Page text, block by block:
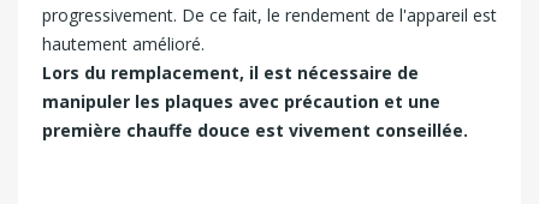
progressivement. De ce fait, le rendement de l'appareil est
hautement amélioré.
Lors du remplacement, il est nécessaire de
manipuler les plaques avec précaution et une
première chauffe douce est vivement conseillée.